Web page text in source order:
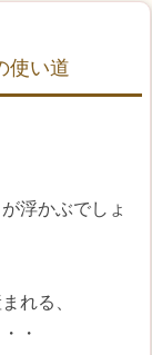
使い道
浮かぶでしょ
れる、
・